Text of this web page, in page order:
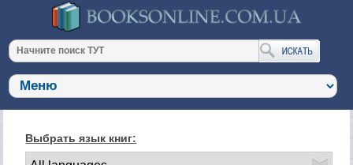
Выбрать язык книг: